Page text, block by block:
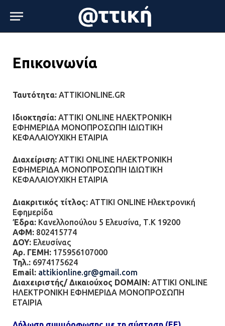
Επικοινωνία
Ταυτότητα: ATTIKIONLINE.GR
Ιδιοκτησία: ATTIKI ONLINE ΗΛΕΚΤΡΟΝΙΚΗ
ΕΦΗΜΕΡΙΔΑ ΜΟΝΟΠΡΟΣΩΠΗ ΙΔΙΩΤΙΚΗ
ΚΕΦΑΛΑΙΟΥΧΙΚΗ ΕΤΑΙΡΙΑ
Διαχείριση: ATTIKI ONLINE ΗΛΕΚΤΡΟΝΙΚΗ
ΕΦΗΜΕΡΙΔΑ ΜΟΝΟΠΡΟΣΩΠΗ ΙΔΙΩΤΙΚΗ
ΚΕΦΑΛΑΙΟΥΧΙΚΗ ΕΤΑΙΡΙΑ
Διακριτικός τίτλος: ATTIKI ONLINE Ηλεκτρονική
Εφημερίδα
Έδρα: Κανελλοπούλου 5 Ελευσίνα, Τ.Κ 19200
ΑΦΜ: 802415774
ΔΟΥ: Ελευσίνας
Αρ. ΓΕΜΗ: 175956107000
Τηλ.: 6974175624
Email: attikionline.gr@gmail.com
Διαχειριστής/ Δικαιούχος DOMAIN: ATTIKI ONLINE
ΗΛΕΚΤΡΟΝΙΚΗ ΕΦΗΜΕΡΙΔΑ ΜΟΝΟΠΡΟΣΩΠΗ
ΕΤΑΙΡΙΑ